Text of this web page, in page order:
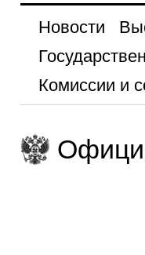
Новости
Комиссии и